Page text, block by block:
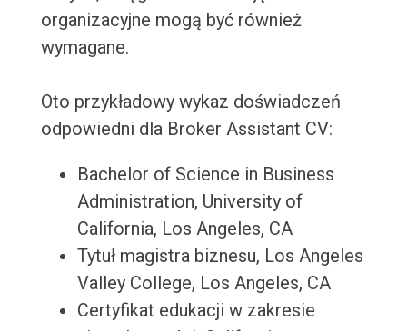
organizacyjne mogą być również
wymagane.
Oto przykładowy wykaz doświadczeń
odpowiedni dla Broker Assistant CV:
Bachelor of Science in Business
Administration, University of
California, Los Angeles, CA
Tytuł magistra biznesu, Los Angeles
Valley College, Los Angeles, CA
Certyfikat edukacji w zakresie